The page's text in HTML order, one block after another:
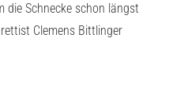
die Schnecke schon längst
Clemens Bittlinger